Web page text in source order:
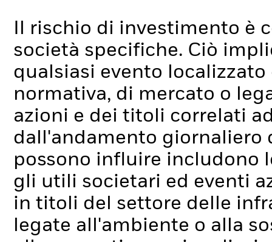
Il rischio di investimento è
società specifiche. Ciò
qualsiasi evento
normativa, di mercato o
azioni e dei titoli correlati
dall'andamento giornaliero
possono influire includono
gli utili societari ed eventi
in titoli del settore delle
legate all'ambiente o alla